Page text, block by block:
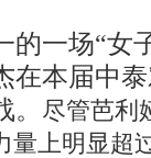
的一场“女
在本届中
尽管芭利
量上明显超